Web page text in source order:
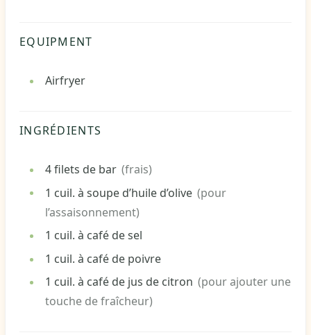
EQUIPMENT
Airfryer
INGRÉDIENTS
4filets de bar (frais)
1 cuil. à soupe d’huile d’olive (pour
l’assaisonnement)
1 cuil. à café de sel
1 cuil. à café de poivre
1 cuil. à café de jus de citron (pour ajouter une
touche de fraîcheur)